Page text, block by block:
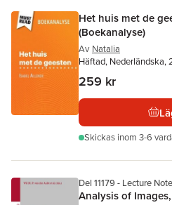
Het huis met de
(Boekanalyse)
Av Natalia
Häftad, Nederländska,
259 kr
Skickas inom 3-6
Del 11179 - Lecture
Analysis of